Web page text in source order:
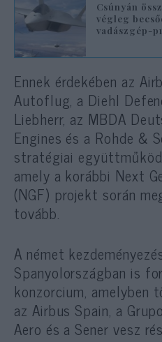
Csúnyán
végleg
vadászgép-
Ennek érdekében az
Autoflug, a Diehl
Liebherr, az MBDA
Engines és a Rohde &
stratégiai
amely a korábbi Next
(NGF) projekt során
tovább.
A német
Spanyolországban is
konzorcium, amelyben
az Airbus Spain, a
Aero és a Sener vesz